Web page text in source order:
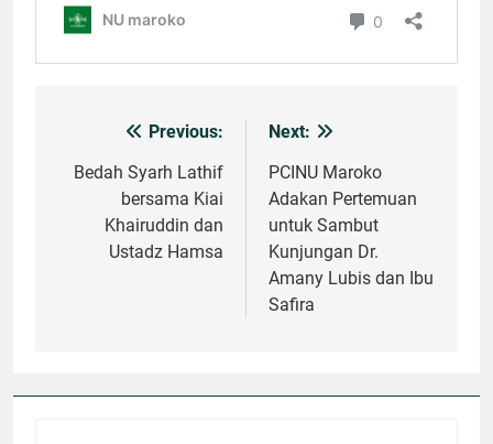
Navigasi
pos
Previous:
Bedah Syarh Lathif
bersama Kiai
Khairuddin dan
Ustadz Hamsa
Next:
PCINU Maroko
Adakan Pertemuan
untuk Sambut
Kunjungan Dr.
Amany Lubis dan Ibu
Safira